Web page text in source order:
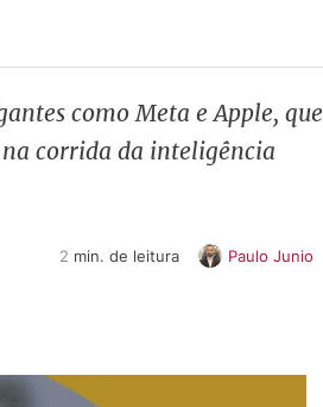
como Meta e Apple, que
corrida da inteligência
2 min. de leitura Paulo Junio